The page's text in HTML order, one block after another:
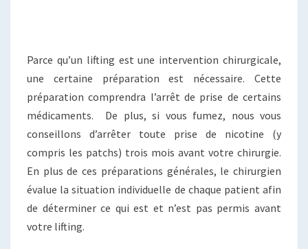
Parce qu’un lifting est une intervention chirurgicale,
une certaine préparation est nécessaire. Cette
préparation comprendra l’arrêt de prise de certains
médicaments. De plus, si vous fumez, nous vous
conseillons d’arrêter toute prise de nicotine (y
compris les patchs) trois mois avant votre chirurgie.
En plus de ces préparations générales, le chirurgien
évalue la situation individuelle de chaque patient afin
de déterminer ce qui est et n’est pas permis avant
votre lifting.